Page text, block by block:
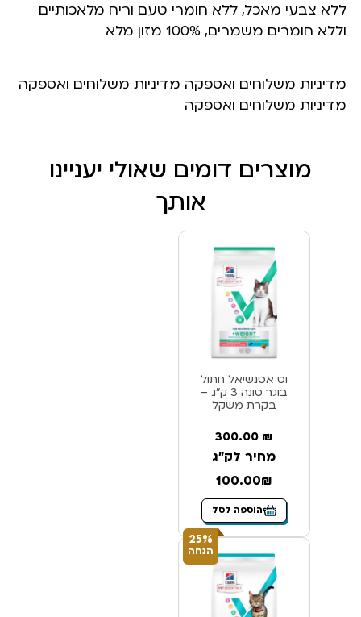
ללא צבעי מאכל, ללא חומרי טעם וריח מלאכותיים
וללא חומרים משמרים, 100% מזון מלא
מדיניות משלוחים ואספקה מדיניות משלוחים ואספקה
מדיניות משלוחים ואספקה
מוצרים דומים שאולי יעניינו
אותך
וט אסנשיאל חתול
בוגר טונה 3 ק”ג –
בקרת משקל
300.00 ₪
מחיר לק"ג
100.00₪
הוספה לסל
25%
הנחה